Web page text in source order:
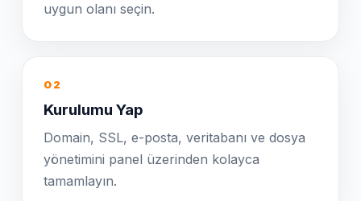
uygun olanı seçin.
02
Kurulumu Yap
Domain, SSL, e-posta, veritabanı ve dosya
yönetimini panel üzerinden kolayca
tamamlayın.